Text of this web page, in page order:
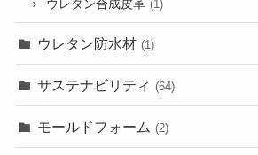
ウレタン合成皮革 (1)
ウレタン防水材 (1)
サステナビリティ (64)
モールドフォーム (2)